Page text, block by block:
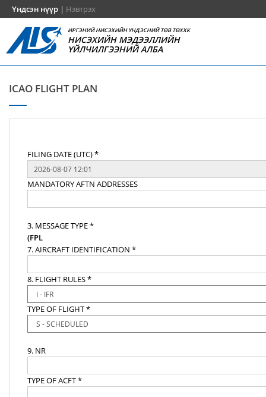
Үндсэн нүүр | Нэвтрэх
ИРГЭНИЙ НИСЭХИЙН ҮНДЭСНИЙ ТӨВ ТӨХХК
НИСЭХИЙН МЭДЭЭЛЛИЙН
ҮЙЛЧИЛГЭЭНИЙ АЛБА
ICAO FLIGHT PLAN
FILING DATE (UTC) *
MANDATORY AFTN ADDRESSES
3. MESSAGE TYPE *
(FPL
7. AIRCRAFT IDENTIFICATION *
8. FLIGHT RULES *
TYPE OF FLIGHT *
9. NR
TYPE OF ACFT *